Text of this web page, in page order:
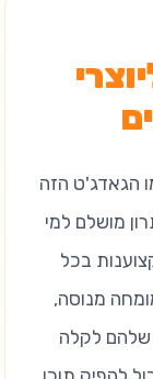
הגאדג'ט הזה
מושלם למי
בכל
מנוסה,
שלהם לקלה